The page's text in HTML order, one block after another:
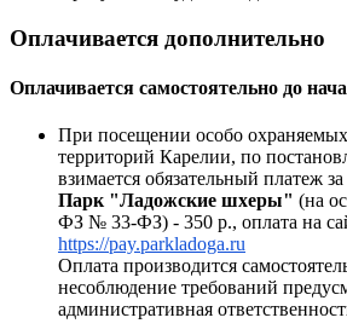
Оплачивается дополнительно
Оплачивается самостоятельно до
При посещении особо
территорий Карелии, по
взимается обязательный платеж
Парк "Ладожские шхеры" (на
ФЗ № 33-ФЗ) - 350 р., оплата на
https://pay.parkladoga.ru
Оплата производится
несоблюдение требований
административная